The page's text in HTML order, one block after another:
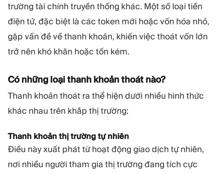
trường tài chính truyền thống khác. Một số loại tiền
điện tử, đặc biệt là các token mới hoặc vốn hóa nhỏ,
gặp vấn đề về thanh khoản, khiến việc thoát vốn lớn
trở nên khó khăn hoặc tốn kém.
Có những loại thanh khoản thoát nào?
Thanh khoản thoát ra thể hiện dưới nhiều hình thức
khác nhau trên khắp thị trường:
Thanh khoản thị trường tự nhiên
Điều này xuất phát từ hoạt động giao dịch tự nhiên,
nơi nhiều người tham gia thị trường đang tích cực